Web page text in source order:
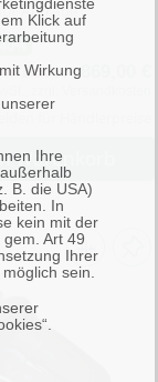
Klick auf
Wirkung
Ihre
B. die USA)
In
kein mit der
Art 49
Ihrer
sein.
Anfrage
UVP 1.437,24 €
für Händlerpreise
Warenkorb